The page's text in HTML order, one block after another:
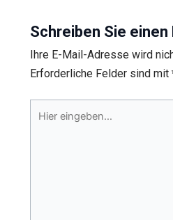
Schreiben Sie
Ihre E-Mail-Adresse wird
Erforderliche Felder sind mit